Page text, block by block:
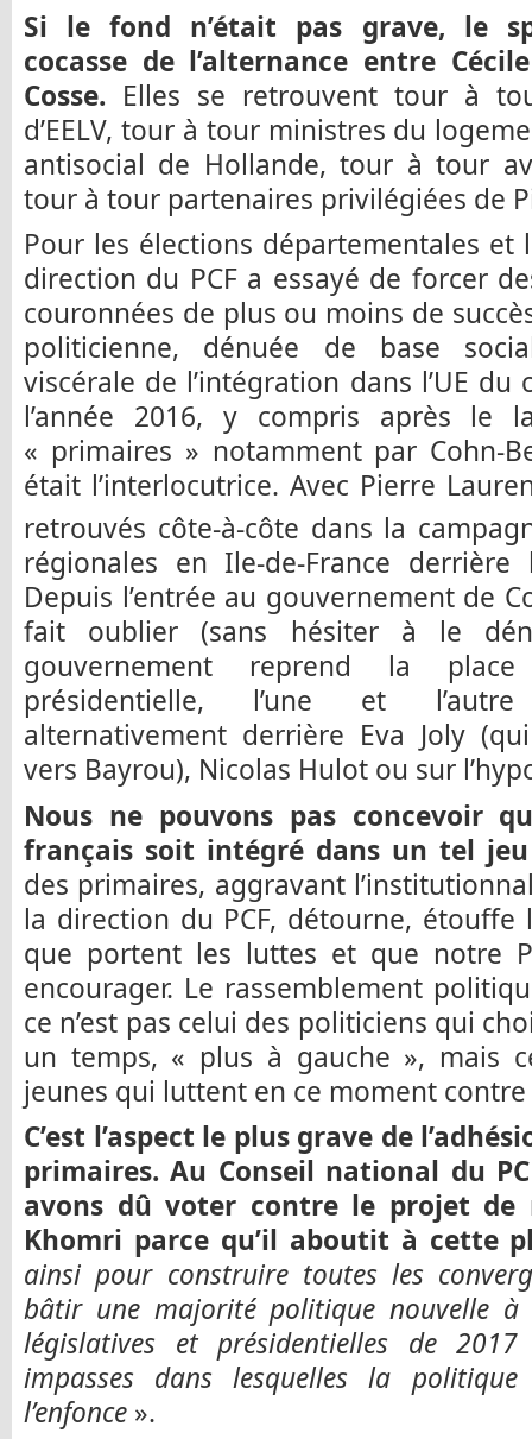
Si le fond n’était pas grave, le
cocasse de l’alternance entre
Cosse. Elles se retrouvent tour à
d’EELV, tour à tour ministres du
antisocial de Hollande, tour à tour
tour à tour partenaires privilégiées de
Pour les élections départementales et
direction du PCF a essayé de forcer
couronnées de plus ou moins de
politicienne, dénuée de base
viscérale de l’intégration dans l’UE du
l’année 2016, y compris après le
« primaires » notamment par Cohn-
était l’interlocutrice. Avec Pierre
retrouvés côte-à-côte dans la
régionales en Ile-de-France
Depuis l’entrée au gouvernement de
fait oublier (sans hésiter à le
gouvernement reprend la
présidentielle, l’une et l’autre
alternativement derrière Eva Joly
vers Bayrou), Nicolas Hulot ou sur
Nous ne pouvons pas concevoir
français soit intégré dans un tel
des primaires, aggravant
la direction du PCF, détourne,
que portent les luttes et que notre
encourager. Le rassemblement
ce n’est pas celui des politiciens qui
un temps, « plus à gauche », mais
jeunes qui luttent en ce moment
C’est l’aspect le plus grave de
primaires. Au Conseil national du
avons dû voter contre le projet
Khomri parce qu’il aboutit à cette
ainsi pour construire toutes les
bâtir une majorité politique nouvelle à
législatives et présidentielles de
impasses dans lesquelles la
l’enfonce ».